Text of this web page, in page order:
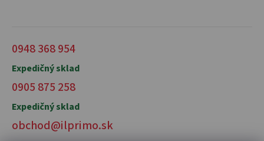
0948 368 954
Expedičný sklad
0905 875 258
Expedičný sklad
obchod@ilprimo.sk